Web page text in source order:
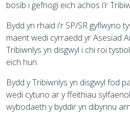
bosib i gefnogi eich achos i'r
Bydd yn rhaid i'r SP/SR gyflwyno
maent wedi cyrraedd yr Asesiad
Tribiwnlys yn disgwyl i chi roi
eich hun.
Bydd y Tribiwnlys yn disgwyl fod
wedi cytuno ar y ffeithiau
wybodaeth y byddir yn dibynnu